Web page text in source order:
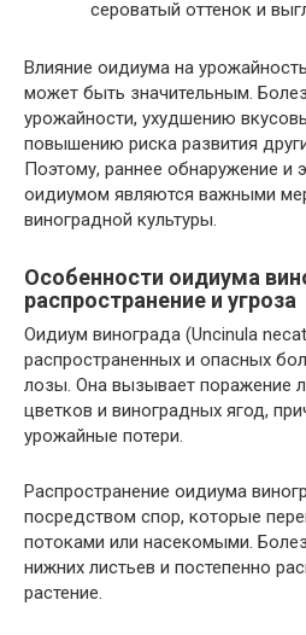
сероватый оттенок и
Влияние оидиума на
может быть значительным.
урожайности, ухудшению
повышению риска развития
Поэтому, раннее обнаружение и
оидиумом являются важными
виноградной культуры.
Особенности оидиума
распространение и угроза
Оидиум винограда (Uncinula
распространенных и опасных
лозы. Она вызывает поражение
цветков и виноградных ягод,
урожайные потери.
Распространение оидиума
посредством спор, которые
потоками или насекомыми.
нижних листьев и постепенно
растение.